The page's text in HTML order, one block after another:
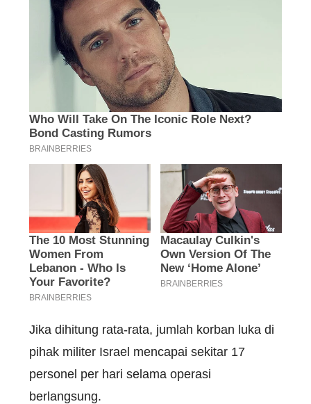
Jika dihitung rata-rata, jumlah korban luka di
pihak militer Israel mencapai sekitar 17
personel per hari selama operasi
berlangsung.